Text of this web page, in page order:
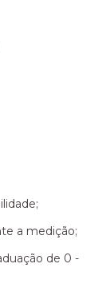
a medição;
de 0 -